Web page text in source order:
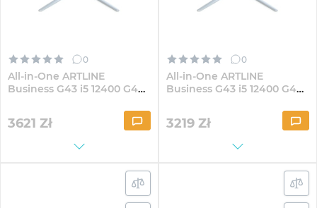
0
All-in-One ARTLINE
Business G43 i5 12400 G40
3621 Zł
0
All-in-One ARTLINE
Business G43 i5 12400 G40
3219 Zł